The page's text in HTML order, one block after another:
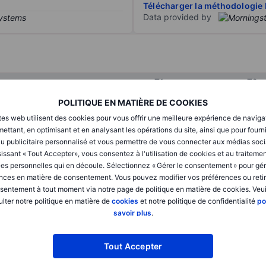
POLITIQUE EN MATIÈRE DE COOKIES
web utilisent des cookies pour vous offrir une meilleure expérience de
en optimisant et en analysant les opérations du site, ainsi que pour
publicitaire personnalisé et vous permettre de vous connecter aux médias
« Tout Accepter», vous consentez à l'utilisation de cookies et au
personnelles qui en découle. Sélectionnez « Gérer le consentement » pour
en matière de consentement. Vous pouvez modifier vos préférences ou
à tout moment via notre page de politique en matière de cookies.
notre politique en matière de cookies et notre politique de confidentialité
savoir plus.
Tout Accepter
Télécharger la méthodologie
Data provided by
T1 T2
XXXXXXX XXXXXXX
XXXXXXX XXXXXXX
XXXXXXX XXXXXXX
XXXXXXX XXXXXXX